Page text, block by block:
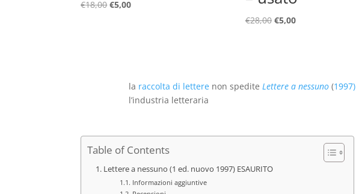
€18,00Il
€5,00Il
€28,00 Il
€5,00Il
la raccolta di letterenon spedite Lettere a nessuno(1997)
l’industria letteraria
Table of Contents
Lettere a nessuno (1 ed. nuovo 1997) ESAURITO
Informazioni aggiuntive